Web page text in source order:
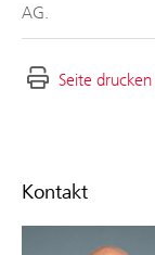
Kontakt
AG.
Seite drucken